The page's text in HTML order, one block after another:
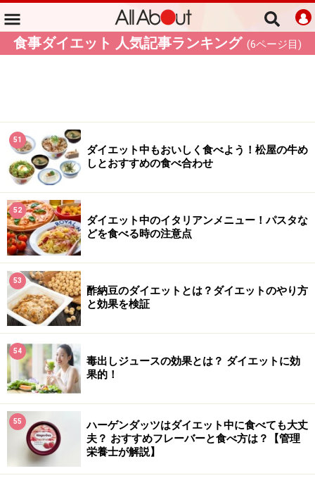
食事ダイエット 人気記事ランキング (6ページ目)
51
ダイエット中もおいしく食べよう！松屋の牛め
しとおすすめの食べ合わせ
52
ダイエット中のイタリアンメニュー！パスタな
どを食べる時の注意点
53
酢納豆のダイエットとは？ダイエットのやり方
と効果を検証
54
毒出しジュースの効果とは？ ダイエットに効
果的！
55
ハーゲンダッツはダイエット中に食べても大丈
夫？ おすすめフレーバーと食べ方は？【管理
栄養士が解説】